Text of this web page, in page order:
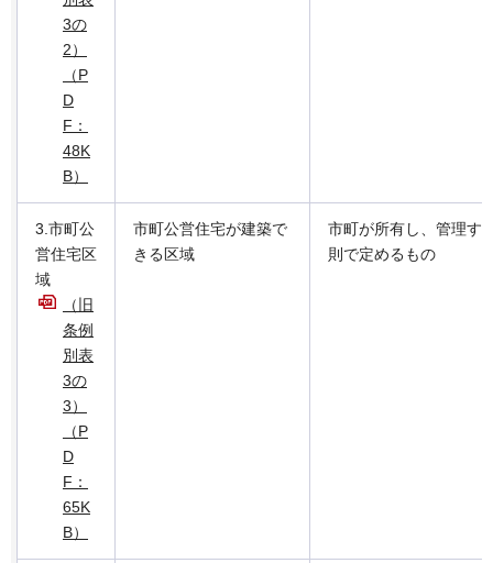
3の
2）
（P
D
F：
48K
B）
3.市町公
営住宅区
域
（旧
条例
別表
3の
3）
（P
D
F：
65K
B）
市町公営住宅が建築で
きる区域
市町が所有し、管理す
則で定めるもの